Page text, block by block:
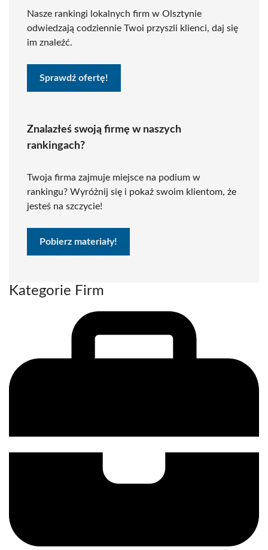
Nasze rankingi lokalnych firm w Olsztynie
odwiedzają codziennie Twoi przyszli klienci, daj się
im znaleźć.
Sprawdź ofertę!
Znalazłeś swoją firmę w naszych
rankingach?
Twoja firma zajmuje miejsce na podium w
rankingu? Wyróżnij się i pokaż swoim klientom, że
jesteś na szczycie!
Pobierz materiały!
Kategorie Firm